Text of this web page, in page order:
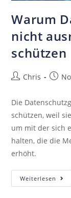
Warum
nicht
schützen
Chris
Die
schützen, weil
um mit der sich
halten, die die
erhöht.
Weiterlesen